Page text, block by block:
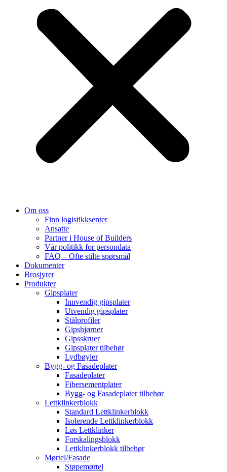
Om oss
Finn logistikksenter
Ansatte
Partner i House of Builders
Vår politikk for persondata
FAQ – Ofte stilte spørsmål
Dokumenter
Brosjyrer
Produkter
Gipsplater
Innvendig gipsplater
Utvendig gipsplater
Stålprofiler
Gipshjørner
Gipsskruer
Gipsplater tilbehør
Lydbøyler
Bygg- og Fasadeplater
Fasadeplater
Fibersementplater
Bygg- og Fasadeplater tilbehør
Lettklinkerblokk
Standard Lettklinkerblokk
Isolerende Lettklinkerblokk
Løs Lettklinker
Forskalingsblokk
Lettklinkerblokk tilbehør
Mørtel/Fasade
Støpemørtel